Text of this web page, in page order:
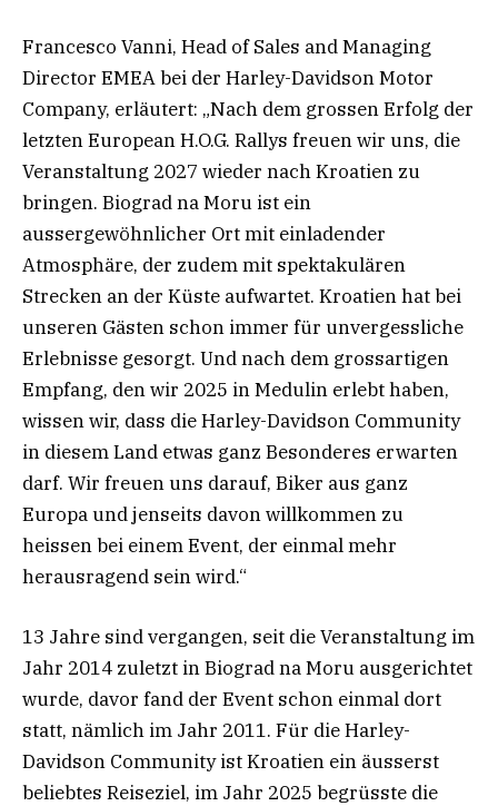
Francesco Vanni, Head of Sales and Managing
Director EMEA bei der Harley-Davidson Motor
Company, erläutert: „Nach dem grossen Erfolg der
letzten European H.O.G. Rallys freuen wir uns, die
Veranstaltung 2027 wieder nach Kroatien zu
bringen. Biograd na Moru ist ein
aussergewöhnlicher Ort mit einladender
Atmosphäre, der zudem mit spektakulären
Strecken an der Küste aufwartet. Kroatien hat bei
unseren Gästen schon immer für unvergessliche
Erlebnisse gesorgt. Und nach dem grossartigen
Empfang, den wir 2025 in Medulin erlebt haben,
wissen wir, dass die Harley-Davidson Community
in diesem Land etwas ganz Besonderes erwarten
darf. Wir freuen uns darauf, Biker aus ganz
Europa und jenseits davon willkommen zu
heissen bei einem Event, der einmal mehr
herausragend sein wird.“
13 Jahre sind vergangen, seit die Veranstaltung im
Jahr 2014 zuletzt in Biograd na Moru ausgerichtet
wurde, davor fand der Event schon einmal dort
statt, nämlich im Jahr 2011. Für die Harley-
Davidson Community ist Kroatien ein äusserst
beliebtes Reiseziel, im Jahr 2025 begrüsste die